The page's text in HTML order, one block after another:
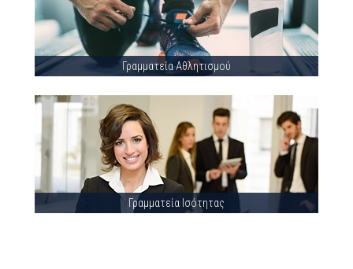
Γραμματεία Αθλητισμού
Γραμματεία Ισότητας